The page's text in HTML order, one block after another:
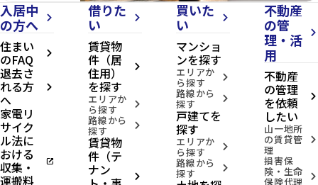
入居中
の方へ
arrow_forward_ios
住まい
のFAQ arrow_forward_ios
退去さ
れる方
へ
arrow_forward_ios
家電リ
サイク
ル法に
おける
収集・
運搬料
open_in_new
借りた
い
arrow_forward_ios
賃貸物
件（居
住用）
を探す
arrow_forward_ios
エリアか
ら探す arrow_forward_ios
路線から
探す arrow_forward_ios
賃貸物
件（テ
ナン arrow_forward_ios
買いた
い
arrow_forward_ios
マンショ
ンを探す
エリアか
ら探す arrow_forward_ios
路線から
探す arrow_forward_ios
戸建てを
探す
エリアか
ら探す arrow_forward_ios
路線から
探す arrow_forward_ios
不動産
の管
理・活
用
arrow_forward_ios
不動産
の管理
を依頼
したい
arrow_forward_ios
山一地所
の賃貸管
理
arrow_forward_ios
損害保
険・生命
保険代理 arrow_forward_ios